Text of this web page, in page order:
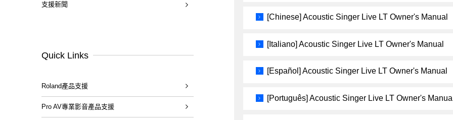
[Chinese] Acoustic Singer Live LT Owner's Manual
[Italiano] Acoustic Singer Live LT Owner's Manual
[Español] Acoustic Singer Live LT Owner's Manual
[Português] Acoustic Singer Live LT Owner's
支援新聞
Quick Links
Roland產品支援
Pro AV專業影音產品支援